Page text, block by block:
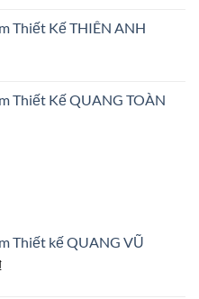
Thiết Kế THIÊN ANH
Thiết Kế QUANG TOÀN
Thiết kế QUANG VŨ
Giá